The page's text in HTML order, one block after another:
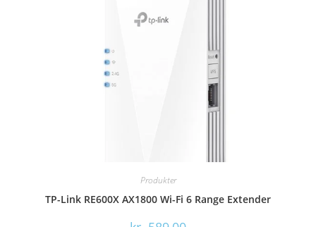
Produkter
TP-Link RE600X AX1800 Wi-Fi 6 Range Extender